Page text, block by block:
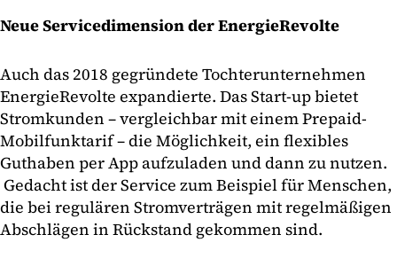
Neue Servicedimension der EnergieRevolte
Auch das 2018 gegründete Tochterunternehmen
EnergieRevolte expandierte. Das Start-up bietet
Stromkunden – vergleichbar mit einem Prepaid-
Mobilfunktarif – die Möglichkeit, ein flexibles
Guthaben per App aufzuladen und dann zu nutzen.
Gedacht ist der Service zum Beispiel für Menschen,
die bei regulären Stromverträgen mit regelmäßigen
Abschlägen in Rückstand gekommen sind.